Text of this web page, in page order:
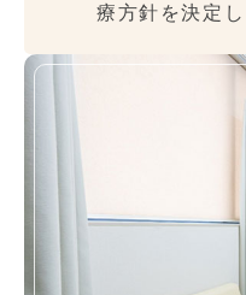
療方針を決定し